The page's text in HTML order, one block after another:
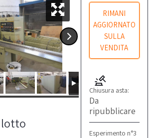
RIMANI
AGGIORNATO
SULLA
VENDITA
Chiusura asta:
Da
ripubblicare
Esperimento n°3
lotto